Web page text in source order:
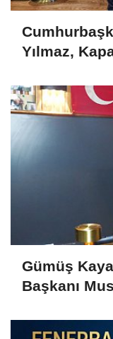
Yılmaz,
Gümüş
Başkanı